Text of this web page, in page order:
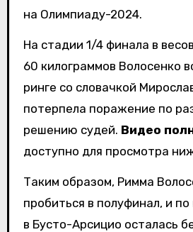
на Олимпиаду-2024.
На стадии 1/4 финала в
60 килограммов Волосенко
ринге со словачкой
потерпела поражение по
решению судей. Видео
доступно для просмотра
Таким образом, Римма
пробиться в полуфинал, и
в Бусто-Арсицио осталась